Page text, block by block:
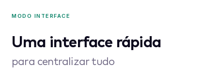
MODO INTERFACE
Uma interface rápida
para centralizar tudo